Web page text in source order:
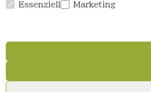
Essenziell Marketing